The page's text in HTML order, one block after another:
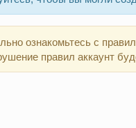
ознакомьтесь с
правил аккаунт